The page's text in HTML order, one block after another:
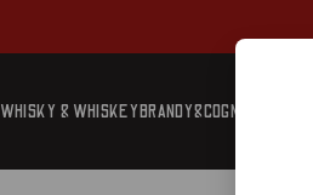
WHISKY & WHISKEYBRANDY&COGNAC